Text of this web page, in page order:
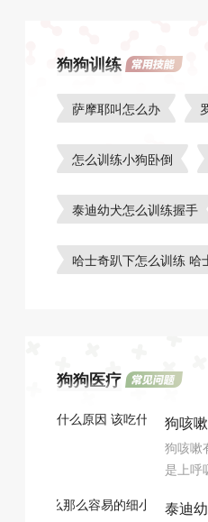
狗狗训练
萨摩耶叫怎么办
怎么训练小狗卧倒
泰迪幼犬怎么训练握手
哈士奇趴下怎么训练 哈
狗狗医疗
狗咳
什么
狗咳嗽
是上呼
物、肿
泰迪